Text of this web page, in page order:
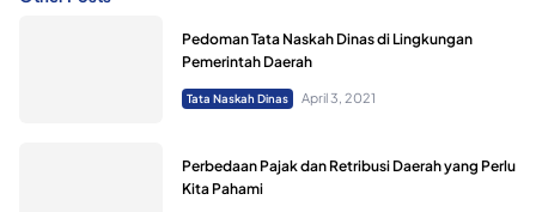
Pedoman Tata Naskah Dinas di Lingkungan
Pemerintah Daerah
Tata Naskah Dinas April 3, 2021
Perbedaan Pajak dan Retribusi Daerah yang Perlu
Kita Pahami